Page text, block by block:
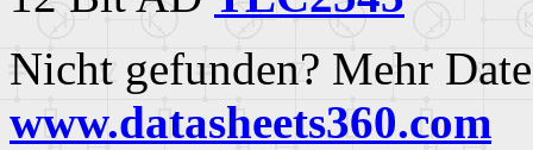
Nicht gefunden? Mehr
www.datasheets360.com